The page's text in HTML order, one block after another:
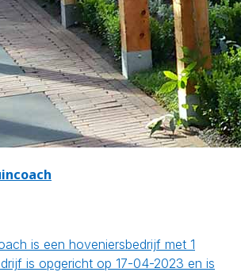
is een hoveniersbedrijf met 1
is opgericht op 17-04-2023 en is